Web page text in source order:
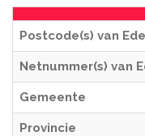
Postcode(s) van Ede
Netnummer(s) van
Gemeente
Provincie